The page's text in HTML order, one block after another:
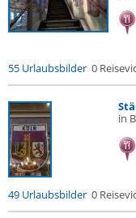
55 Urlaubsbilder 0
in
49 Urlaubsbilder 0